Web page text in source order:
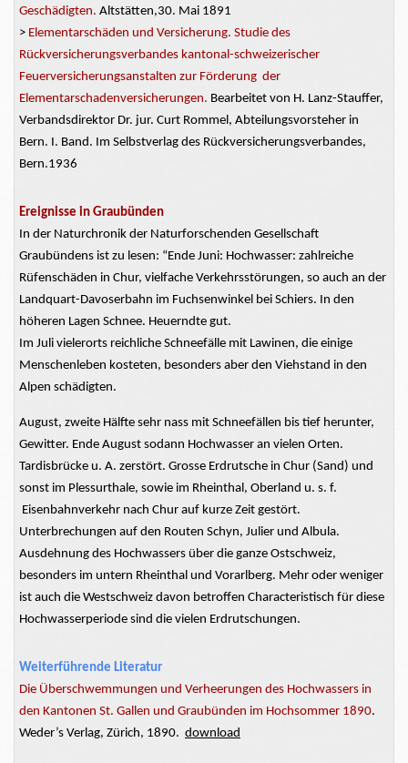
Geschädigten. Altstätten,30. Mai 1891
> Elementarschäden und Versicherung. Studie des
Rückversicherungsverbandes kantonal-schweizerischer
Feuerversicherungsanstalten zur Förderung der
Elementarschadenversicherungen. Bearbeitet von H. Lanz-Stauffer,
Verbandsdirektor Dr. jur. Curt Rommel, Abteilungsvorsteher in
Bern. I. Band. Im Selbstverlag des Rückversicherungsverbandes,
Bern.1936
Ereignisse in Graubünden
In der Naturchronik der Naturforschenden Gesellschaft
Graubündens ist zu lesen: “Ende Juni: Hochwasser: zahlreiche
Rüfenschäden in Chur, vielfache Verkehrsstörungen, so auch an der
Landquart-Davoserbahn im Fuchsenwinkel bei Schiers. In den
höheren Lagen Schnee. Heuerndte gut.
Im Juli vielerorts reichliche Schneefälle mit Lawinen, die einige
Menschenleben kosteten, besonders aber den Viehstand in den
Alpen schädigten.
August, zweite Hälfte sehr nass mit Schneefällen bis tief herunter,
Gewitter. Ende August sodann Hochwasser an vielen Orten.
Tardisbrücke u. A. zerstört. Grosse Erdrutsche in Chur (Sand) und
sonst im Plessurthale, sowie im Rheinthal, Oberland u. s. f.
Eisenbahnverkehr nach Chur auf kurze Zeit gestört.
Unterbrechungen auf den Routen Schyn, Julier und Albula.
Ausdehnung des Hochwassers über die ganze Ostschweiz,
besonders im untern Rheinthal und Vorarlberg. Mehr oder weniger
ist auch die Westschweiz davon betroffen Characteristisch für diese
Hochwasserperiode sind die vielen Erdrutschungen.
Weiterführende Literatur
Die Überschwemmungen und Verheerungen des Hochwassers in
den Kantonen St. Gallen und Graubünden im Hochsommer 1890.
Weder’s Verlag, Zürich, 1890. download